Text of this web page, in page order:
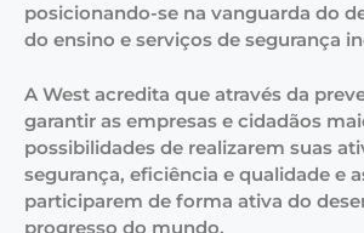
posicionando-se na vanguarda do
do ensino e serviços de segurança
A West acredita que através da
garantir as empresas e cidadãos
possibilidades de realizarem suas
segurança, eficiência e qualidade e
participarem de forma ativa do
progresso do mundo.